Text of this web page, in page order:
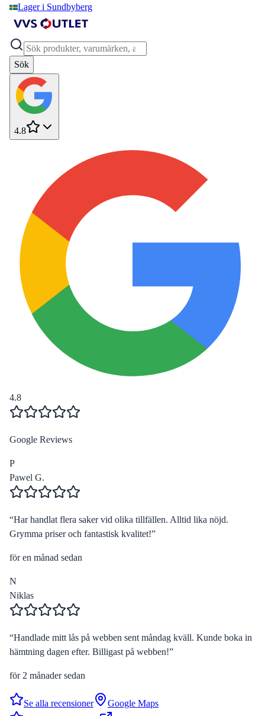
Lager i Sundbyberg
Sök
4.8
4.8
Google Reviews
P
Pawel G.
“Har handlat flera saker vid olika tillfällen. Alltid lika nöjd.
Grymma priser och fantastisk kvalitet!”
för en månad sedan
N
Niklas
“Handlade mitt lås på webben sent måndag kväll. Kunde boka in
hämtning dagen efter. Billigast på webben!”
för 2 månader sedan
Se alla recensioner
Google Maps